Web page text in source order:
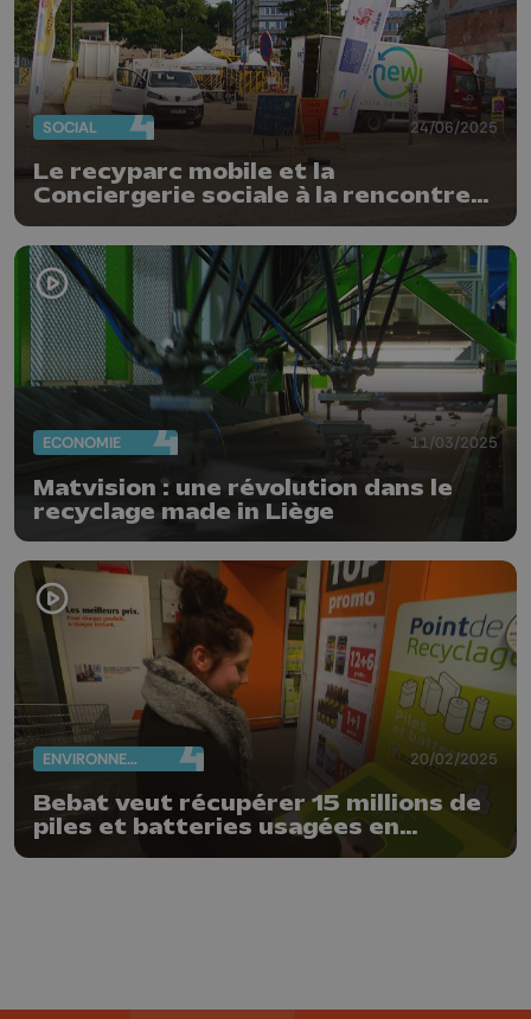
SOCIAL 24/06/2025
Le recyparc mobile et la
Conciergerie sociale à la rencontre
des liégeois
ECONOMIE 11/03/2025
Matvision : une révolution dans le
recyclage made in Liège
ENVIRONNEMENT 20/02/2025
Bebat veut récupérer 15 millions de
piles et batteries usagées en